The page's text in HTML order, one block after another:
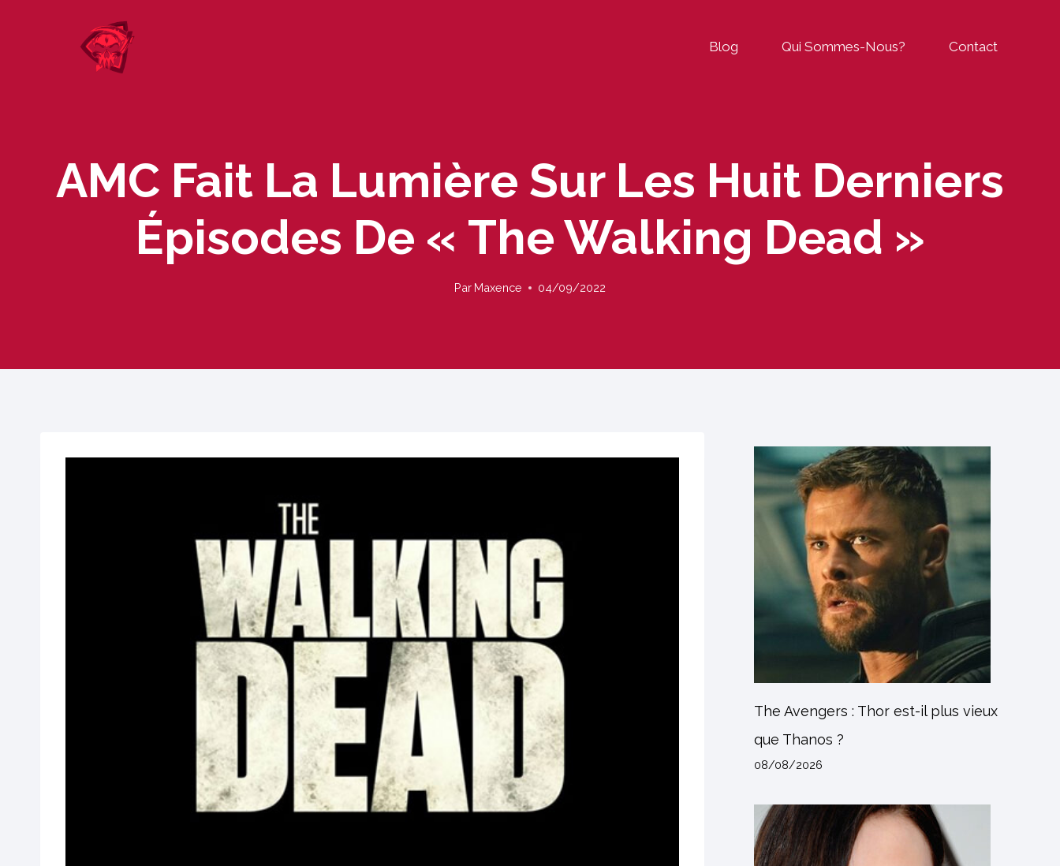
Blog Qui Sommes-Nous? Contact
AMC Fait La Lumière Sur Les Huit Derniers
Épisodes De « The Walking Dead »
Par Maxence 04/09/2022
The Avengers : Thor est-il plus vieux
que Thanos ?
08/08/2026